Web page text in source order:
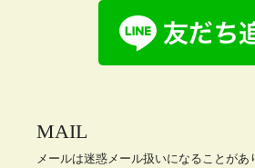
MAIL
メールは迷惑メール扱いになることがあ